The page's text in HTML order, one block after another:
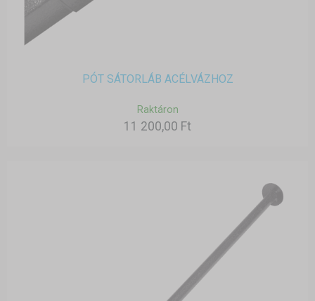
PÓT SÁTORLÁB ACÉLVÁZHOZ
Raktáron
11 200,00 Ft